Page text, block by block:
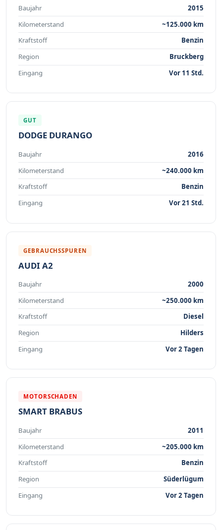
Baujahr
2015
Kilometerstand
~125.000 km
Kraftstoff
Benzin
Region
Bruckberg
Eingang
Vor 11 Std.
GUT
DODGE DURANGO
Baujahr
2016
Kilometerstand
~240.000 km
Kraftstoff
Benzin
Eingang
Vor 21 Std.
GEBRAUCHSSPUREN
AUDI A2
Baujahr
2000
Kilometerstand
~250.000 km
Kraftstoff
Diesel
Region
Hilders
Eingang
Vor 2 Tagen
MOTORSCHADEN
SMART BRABUS
Baujahr
2011
Kilometerstand
~205.000 km
Kraftstoff
Benzin
Region
Süderlügum
Eingang
Vor 2 Tagen